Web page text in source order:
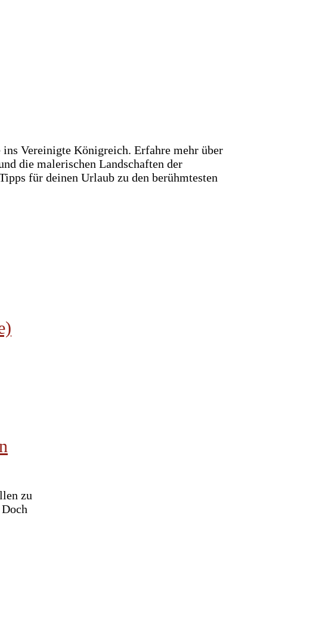
ins Vereinigte Königreich. Erfahre mehr über
die malerischen Landschaften der
für deinen Urlaub zu den berühmtesten
zu